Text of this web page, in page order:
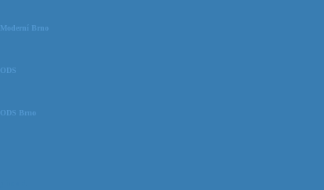
Moderní Brno
ODS
ODS Brno